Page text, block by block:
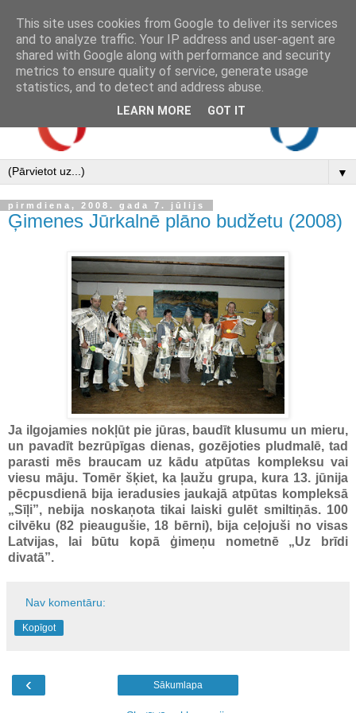
▼
pirmdiena, 2008. gada 7. jūlijs
Ģimenes Jūrkalnē plāno budžetu (2008)
Ja ilgojamies nokļūt pie jūras, baudīt klusumu un mieru,
un pavadīt bezrūpīgas dienas, gozējoties pludmalē, tad
parasti mēs braucam uz kādu atpūtas kompleksu vai
viesu māju. Tomēr šķiet, ka ļaužu grupa, kura 13. jūnija
pēcpusdienā bija ieradusies jaukajā atpūtas kompleksā
„Sīļi”, nebija noskaņota tikai laiski gulēt smiltiņās. 100
cilvēku (82 pieaugušie, 18 bērni), bija ceļojuši no visas
Latvijas, lai būtu kopā ģimeņu nometnē „Uz brīdi
divatā”.
Nav komentāru:
Kopīgot
‹ Sākumlapa
This site uses cookies from Google to deliver its services
and to analyze traffic. Your IP address and user-agent are
shared with Google along with performance and security
metrics to ensure quality of service, generate usage
statistics, and to detect and address abuse.
LEARN MORE GOT IT